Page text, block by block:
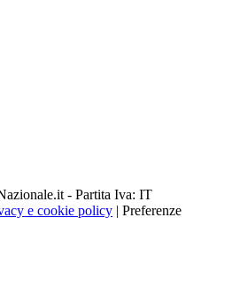
- Partita Iva: IT
e cookie policy | Preferenze